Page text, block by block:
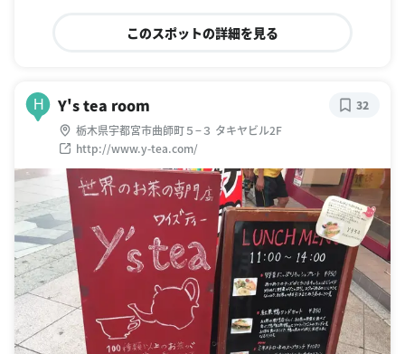
このスポットの詳細を見る
H Y's tea room
栃木県宇都宮市曲師町５−３ タキヤビル2F
http://www.y-tea.com/
32